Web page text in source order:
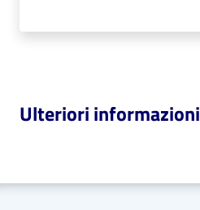
Ulteriori informazioni